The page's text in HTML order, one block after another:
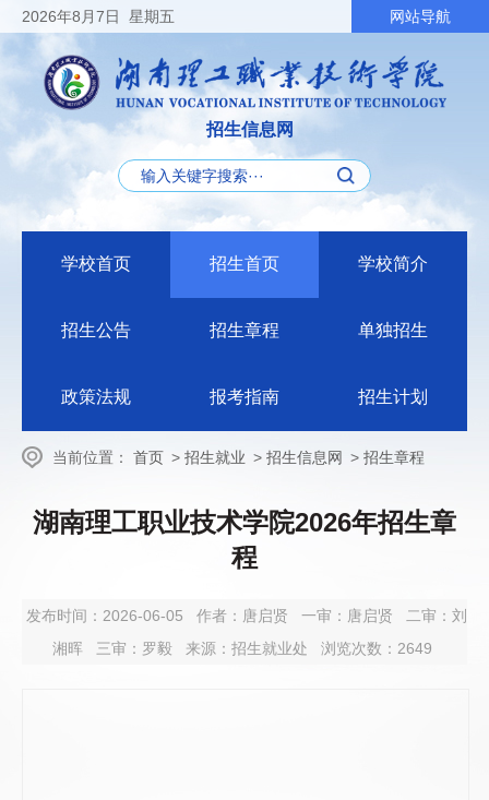
2026年8月7日 星期五 网站导航
招生信息网
学校首页 招生首页 学校简介
招生公告 招生章程 单独招生
政策法规 报考指南 招生计划
当前位置： 首页 > 招生就业 > 招生信息网 > 招生章程
湖南理工职业技术学院2026年招生章
程
发布时间：2026-06-05 作者：唐启贤 一审： 唐启贤 二审： 刘
湘晖
三审： 罗毅 来源：招生就业处 浏览次数： 2649